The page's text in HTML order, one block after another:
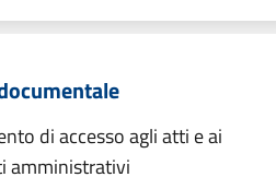
di accesso agli atti e ai
amministrativi